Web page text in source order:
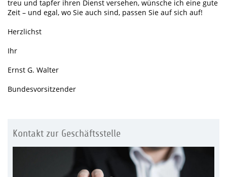
treu und tapfer ihren Dienst versehen, wünsche ich eine gute
Zeit – und egal, wo Sie auch sind, passen Sie auf sich auf!
Herzlichst
Ihr
Ernst G. Walter
Bundesvorsitzender
Kontakt zur Geschäftsstelle